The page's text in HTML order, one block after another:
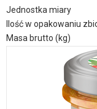
Jednostka miary
Ilość w opakowaniu
Masa brutto (kg)